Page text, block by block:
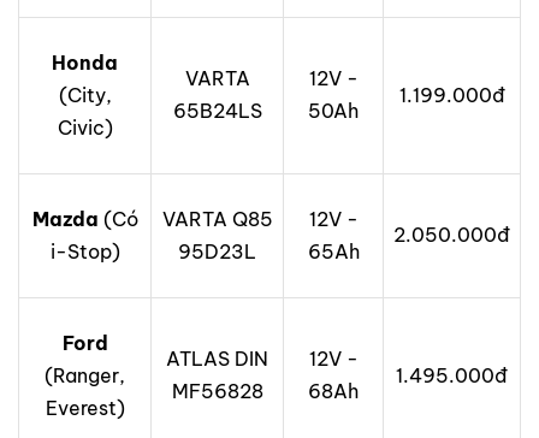
Honda
(City,
Civic)
VARTA
65B24LS
12V -
50Ah
1.199.000đ
Mazda (Có
i-Stop)
VARTA Q85
95D23L
12V -
65Ah
2.050.000đ
Ford
(Ranger,
Everest)
ATLAS DIN
MF56828
12V -
68Ah
1.495.000đ